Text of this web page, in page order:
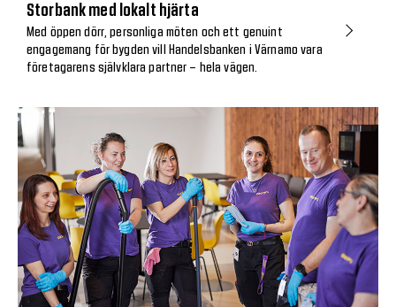
Storbank med lokalt hjärta
Med öppen dörr, personliga möten och ett genuint
engagemang för bygden vill Handelsbanken i Värnamo vara
företagarens självklara partner – hela vägen.